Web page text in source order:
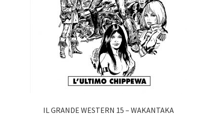
IL GRANDE WESTERN 15 – WAKANTAKA